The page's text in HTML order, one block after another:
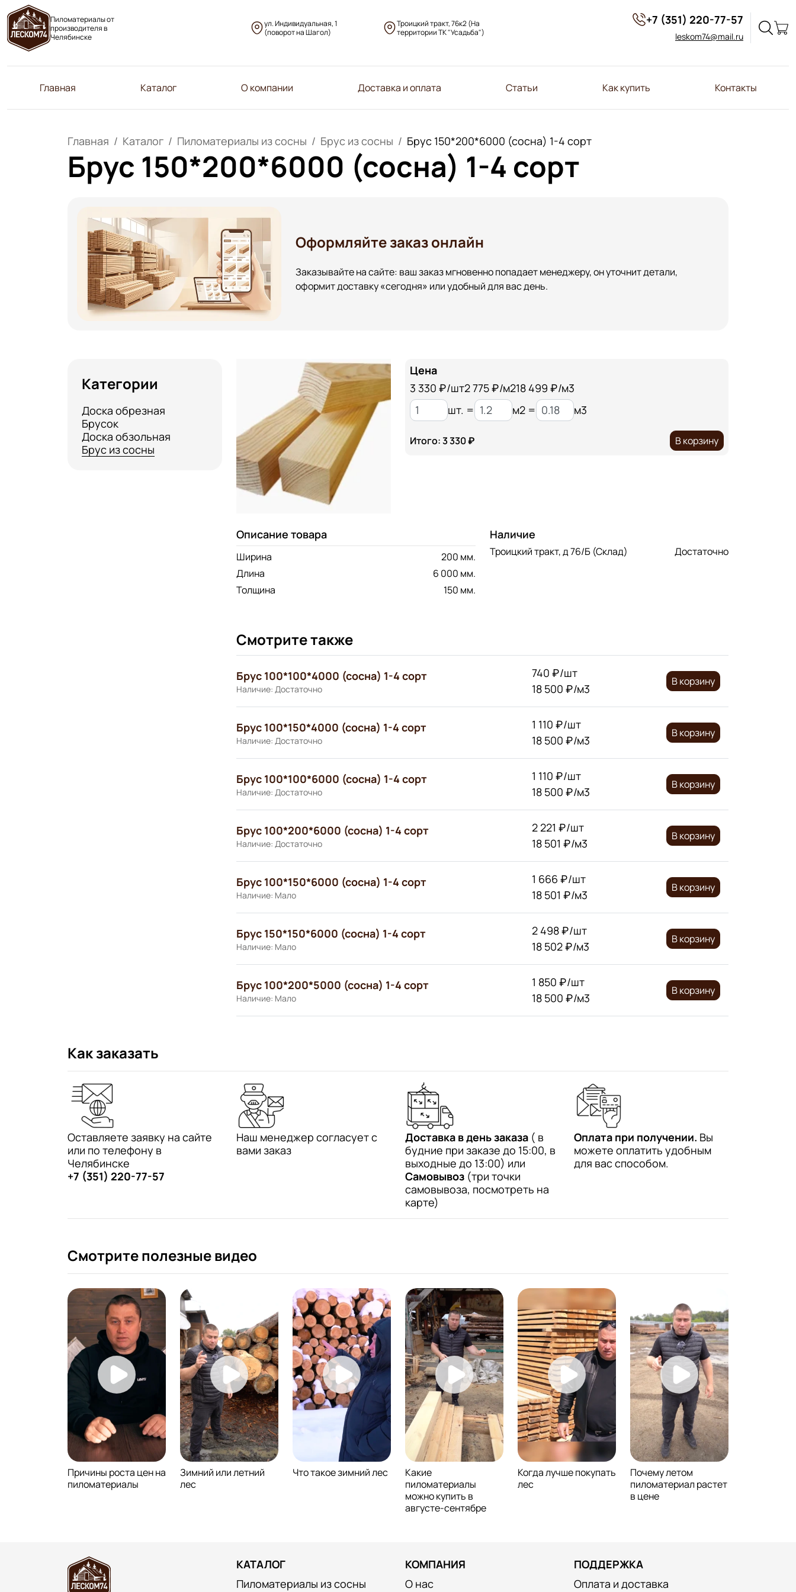
Пиломатериалы от
производителя в
Челябинске
ул. Индивидуальная, 1
(поворот на Шагол)
Троицкий тракт, 76к2 (На
территории ТК "Усадьба")
+7 (351) 220-77-57
leskom74@mail.ru
Главная Каталог О компании Доставка и оплата Статьи Как купить Контакты
Главная Каталог Пиломатериалы из сосны Брус из сосны Брус 150*200*6000 (сосна) 1-4 сорт
Брус 150*200*6000 (сосна) 1-4 сорт
Оформляйте заказ онлайн
Заказывайте на сайте: ваш заказ мгновенно попадает менеджеру, он уточнит детали,
оформит доставку «сегодня» или удобный для вас день.
Категории
Доска обрезная
Брусок
Доска обзольная
Брус из сосны
Цена
3 330 ₽/шт2 775 ₽/м218 499 ₽/м3
шт. =
м2 = м3
Итого: 3 330 ₽ В корзину
Описание товара
Ширина
200 мм.
Длина
6 000 мм.
Толщина
150 мм.
Наличие
Троицкий тракт, д 76/Б (Склад) Достаточно
Смотрите также
Брус 100*100*4000 (сосна) 1-4 сорт
Наличие: Достаточно
740 ₽/шт
18 500 ₽/м3
В корзину
Брус 100*150*4000 (сосна) 1-4 сорт
Наличие: Достаточно
1 110 ₽/шт
18 500 ₽/м3
В корзину
Брус 100*100*6000 (сосна) 1-4 сорт
Наличие: Достаточно
1 110 ₽/шт
18 500 ₽/м3
В корзину
Брус 100*200*6000 (сосна) 1-4 сорт
Наличие: Достаточно
2 221 ₽/шт
18 501 ₽/м3
В корзину
Брус 100*150*6000 (сосна) 1-4 сорт
Наличие: Мало
1 666 ₽/шт
18 501 ₽/м3
В корзину
Брус 150*150*6000 (сосна) 1-4 сорт
Наличие: Мало
2 498 ₽/шт
18 502 ₽/м3
В корзину
Брус 100*200*5000 (сосна) 1-4 сорт
Наличие: Мало
1 850 ₽/шт
18 500 ₽/м3
В корзину
Как заказать
Оставляете заявку на сайте
или по телефону в
Челябинске
+7 (351) 220-77-57
Наш менеджер согласует с
вами заказ
Доставка в день заказа ( в
будние при заказе до 15:00, в
выходные до 13:00) или
Самовывоз (три точки
самовывоза, посмотреть на
карте)
Оплата при получении. Вы
можете оплатить удобным
для вас способом.
Смотрите полезные видео
Причины роста цен на
пиломатериалы
Зимний или летний
лес
Что такое зимний лес
Какие
пиломатериалы
можно купить в
августе-сентябре
Когда лучше покупать
лес
Почему летом
пиломатериал растет
в цене
КАТАЛОГ
Пиломатериалы из сосны
КОМПАНИЯ
О нас
ПОДДЕРЖКА
Оплата и доставка